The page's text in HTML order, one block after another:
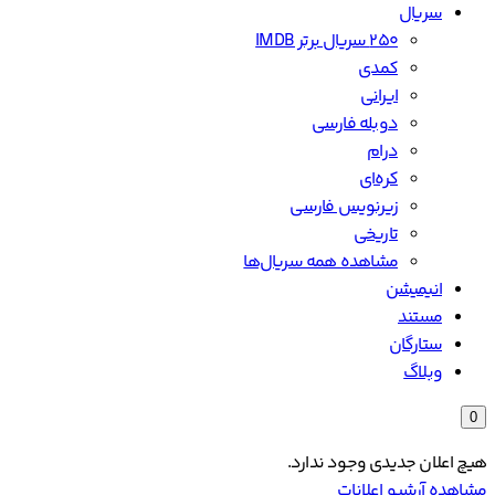
سریال
۲۵۰ سریال برتر IMDB
کمدی
ایرانی
دوبله فارسی
درام
کره‌ای
زیرنویس فارسی
تاریخی
مشاهده همه سریال‌ها
انیمیشن
مستند
ستارگان
وبلاگ
0
هیچ اعلان جدیدی وجود ندارد.